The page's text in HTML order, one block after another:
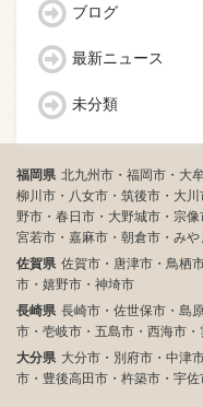
ブログ
最新ニュース
未分類
福岡県 北九州市・福岡市・大
柳川市・八女市・筑後市・大
野市・春日市・大野城市・宗
宮若市・嘉麻市・朝倉市・み
佐賀県 佐賀市・唐津市・鳥栖
市・嬉野市・神埼市
長崎県 長崎市・佐世保市・島
市・壱岐市・五島市・西海市
大分県 大分市・別府市・中津
市・豊後高田市・杵築市・宇